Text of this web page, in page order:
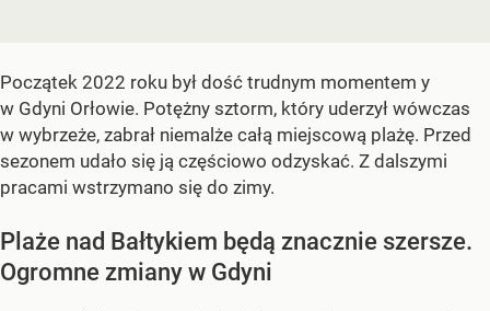
Początek 2022 roku był dość trudnym momentem y
w Gdyni Orłowie. Potężny sztorm, który uderzył wówczas
w wybrzeże, zabrał niemalże całą miejscową plażę. Przed
sezonem udało się ją częściowo odzyskać. Z dalszymi
pracami wstrzymano się do zimy.
Plaże nad Bałtykiem będą znacznie szersze.
Ogromne zmiany w Gdyni